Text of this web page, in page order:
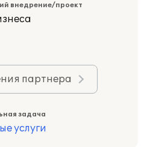
внедрение/проект
партнера
задача
услуги